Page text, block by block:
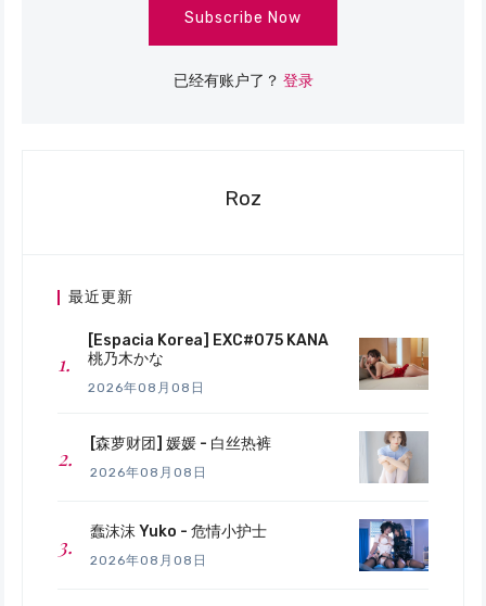
Subscribe Now
已经有账户了？ 登录
Roz
最近更新
[Espacia Korea] EXC#075 KANA
桃乃木かな
2026年08月08日
[森萝财团] 媛媛 - 白丝热裤
2026年08月08日
蠢沫沫 Yuko - 危情小护士
2026年08月08日